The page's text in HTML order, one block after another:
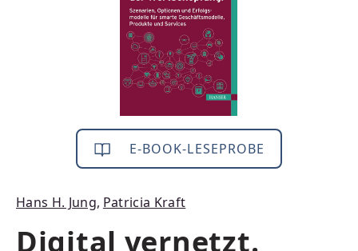
E-BOOK-LESEPROBE
Hans H. Jung, Patricia Kraft
Digital vernetzt.